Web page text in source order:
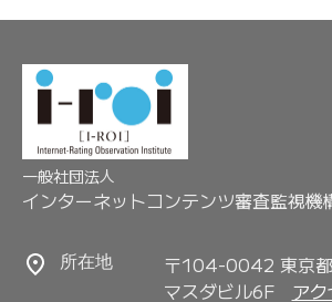
一般社団法人
インターネットコンテンツ審査監視機
所在地
〒104-0042 東京
マスダビル6F ア